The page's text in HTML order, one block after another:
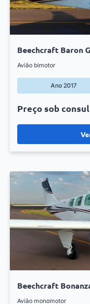
Beechcraft Baron
Avião bimotor
Ano 2017
Preço sob
Beechcraft
Avião monomotor